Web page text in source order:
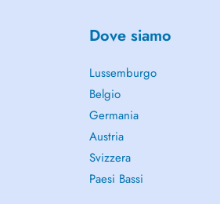
Dove siamo
Lussemburgo
Belgio
Germania
Austria
Svizzera
Paesi Bassi